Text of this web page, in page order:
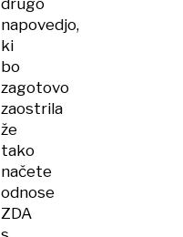
drugo
napovedjo,
ki
bo
zagotovo
zaostrila
že
tako
načete
odnose
ZDA